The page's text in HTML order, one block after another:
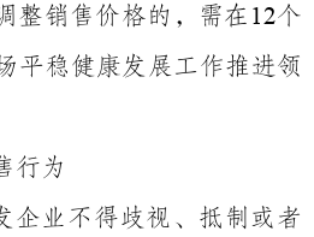
整销售价格的，需在 12个
平稳健康发展工作推进领
行为
企业不得歧视、抵制或者